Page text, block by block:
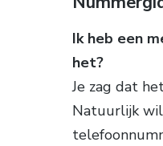
Ik heb een
het?
Je zag dat
Natuurlijk